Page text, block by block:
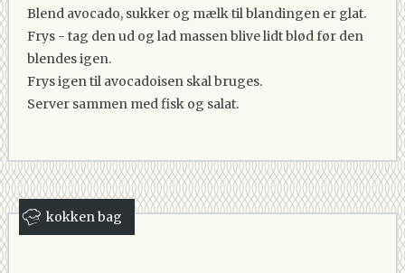
Blend avocado, sukker og mælk til blandingen er glat.
Frys - tag den ud og lad massen blive lidt blød før den
blendes igen.
Frys igen til avocadoisen skal bruges.
Server sammen med fisk og salat.
kokken bag